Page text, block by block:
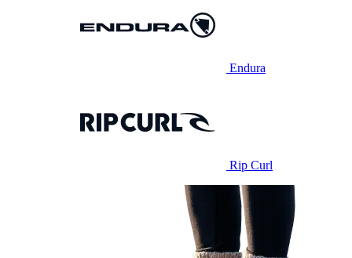
Endura
Rip Curl